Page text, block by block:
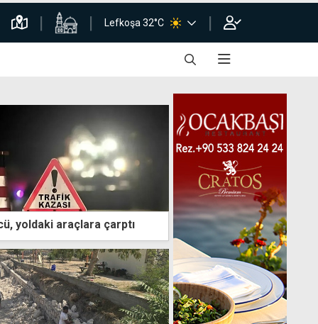
Lefkoşa 32°C
yoldaki araçlara çarptı